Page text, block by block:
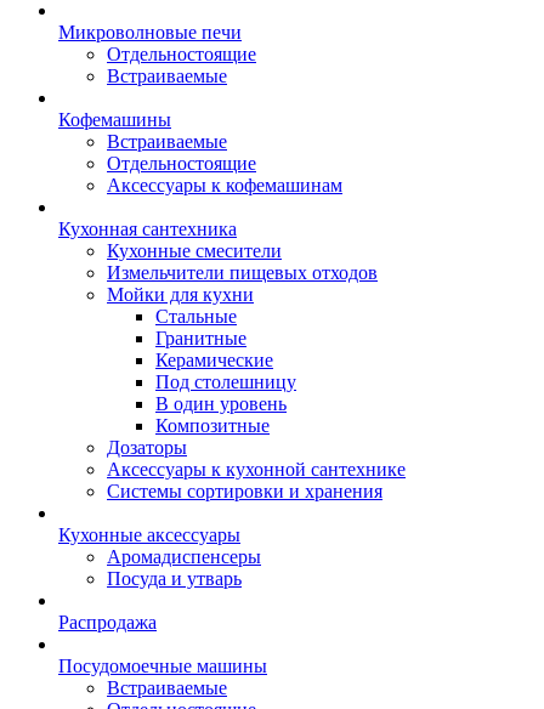
Микроволновые печи
Отдельностоящие
Встраиваемые
Кофемашины
Встраиваемые
Отдельностоящие
Аксессуары к кофемашинам
Кухонная сантехника
Кухонные смесители
Измельчители пищевых отходов
Мойки для кухни
Стальные
Гранитные
Керамические
Под столешницу
В один уровень
Композитные
Дозаторы
Аксессуары к кухонной сантехнике
Системы сортировки и хранения
Кухонные аксессуары
Аромадиспенсеры
Посуда и утварь
Распродажа
Посудомоечные машины
Встраиваемые